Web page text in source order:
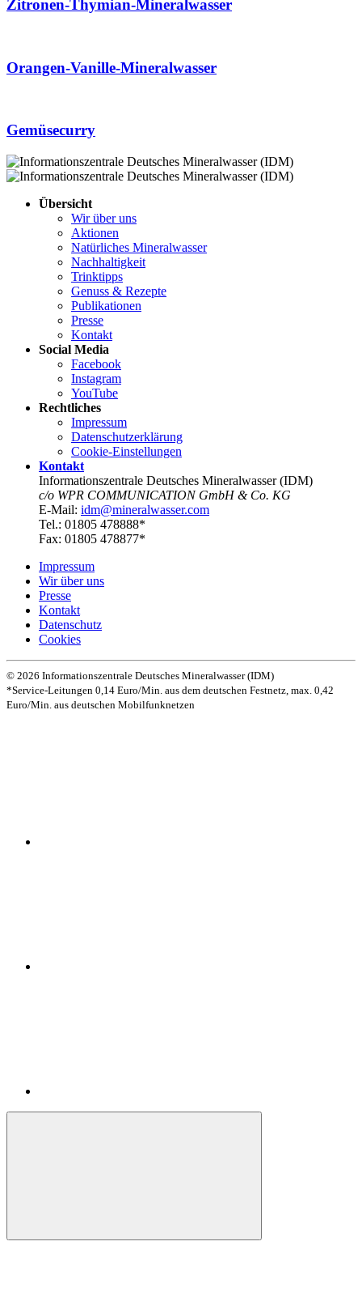
Zitronen-Thymian-Mineralwasser
Orangen-Vanille-Mineralwasser
Gemüsecurry
Übersicht
Wir über uns
Aktionen
Natürliches Mineralwasser
Nachhaltigkeit
Trinktipps
Genuss & Rezepte
Publikationen
Presse
Kontakt
Social Media
Facebook
Instagram
YouTube
Rechtliches
Impressum
Datenschutz­erklärung
Cookie-Einstellungen
Kontakt
Informationszentrale Deutsches Mineralwasser (IDM)
c/o WPR COMMUNICATION GmbH & Co. KG
E-Mail: idm@mineralwasser.com
Tel.: 01805 478888*
Fax: 01805 478877*
Impressum
Wir über uns
Presse
Kontakt
Datenschutz­
Cookies
© 2026 Informationszentrale Deutsches Mineralwasser (IDM)
*Service-Leitungen 0,14 Euro/Min. aus dem deutschen Festnetz, max. 0,42
Euro/Min. aus deutschen Mobilfunknetzen